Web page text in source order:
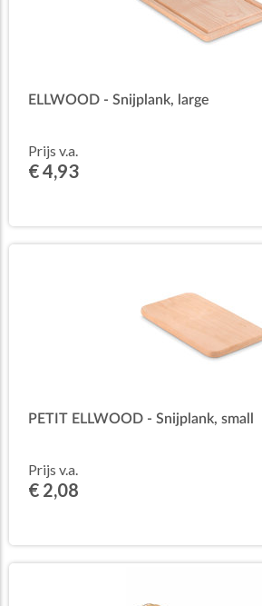
ELLWOOD - Snijplank, large
Prijs v.a.
€ 4,93
PETIT ELLWOOD - Snijplank, small
Prijs v.a.
€ 2,08